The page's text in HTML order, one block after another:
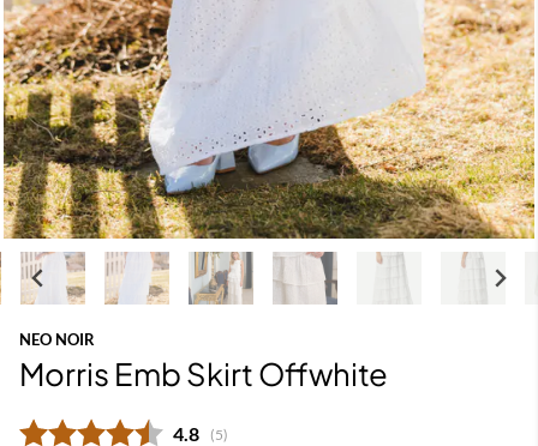
NEO NOIR
Morris Emb Skirt Offwhite
Gjennomsnittskarakter:
4.8 (stemmer:
5)